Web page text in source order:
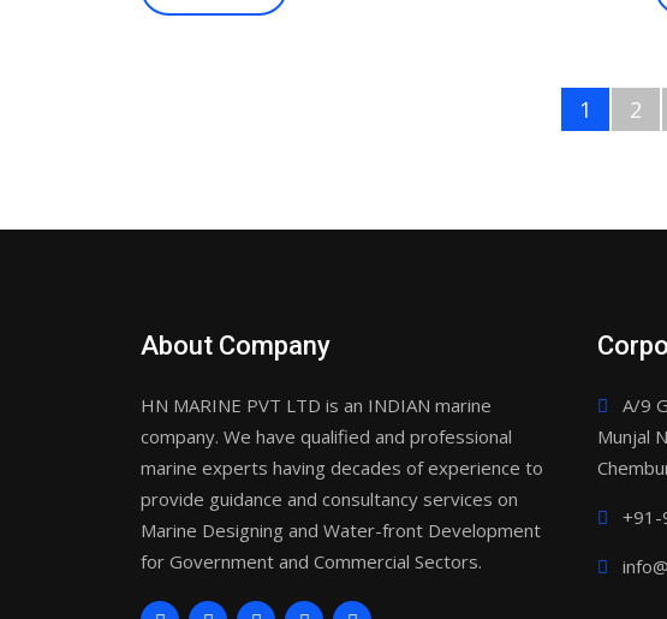
1 2
About Company
HN MARINE PVT LTD is an INDIAN marine
company. We have qualified and professional
marine experts having decades of experience to
provide guidance and consultancy services on
Marine Designing and Water-front Development
for Government and Commercial Sectors.
A/9
Munjal
+91-